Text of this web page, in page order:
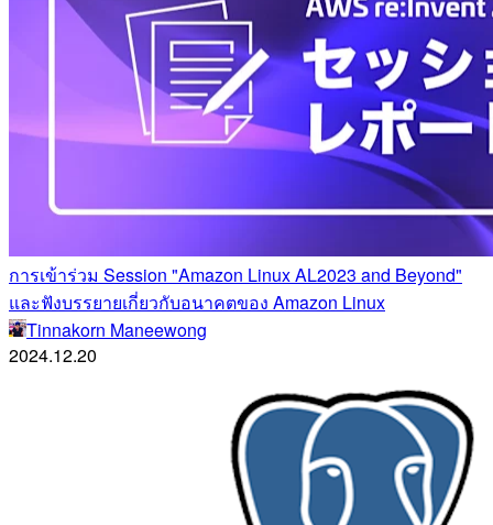
การเข้าร่วม Session "Amazon Linux AL2023 and Beyond"
และฟังบรรยายเกี่ยวกับอนาคตของ Amazon Linux
Tinnakorn Maneewong
2024.12.20